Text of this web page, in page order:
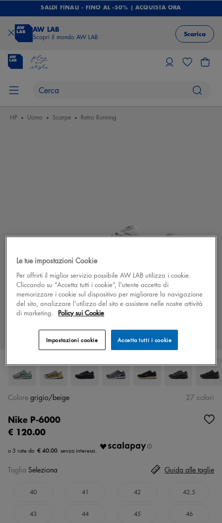
SALDI FINALI - FINO AL -50% | ACQUISTA ORA
AW LAB
Scopri il mondo AW LAB Scarica
HP Uomo Scarpe Retro Running
Nike P-6000
€ 120.00
€ 40.00
Colore grigio/beige 27 colori
Taglia Seleziona
40 41 42 42,5
43 44 45 46
Guida alle taglie
Le tue impostazioni Cookie
Per offrirti il miglior servizio possibile AW LAB utilizza i cookie.
Cliccando su “Accetta tutti i cookie”, l'utente accetta di
memorizzare i cookie sul dispositivo per migliorare la navigazione
del sito, analizzare l'utilizzo del sito e assistere nelle nostre attività
di marketing. Policy sui Cookie
Accetta tutti i cookie
Impostazioni cookie